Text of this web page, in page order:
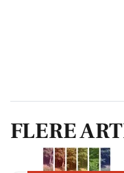
FLERE